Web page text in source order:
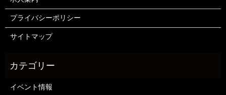
プライバシーポリシー
サイトマップ
イベント情報